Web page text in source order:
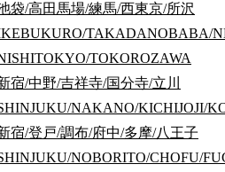
袋/高田馬場/練馬/西東京/所沢
TAKADANOBABA/
TOKOROZAWA
宿/中野/吉祥寺/国分寺/立川
NAKANO/KICHIJOJI/
宿/登戸/調布/府中/多摩/八王子
NOBORITO/CHOFU/